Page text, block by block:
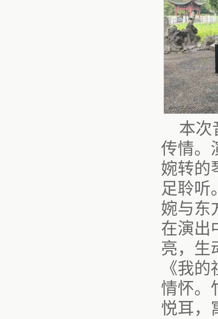
本次
传情。
婉转的
足聆听
婉与东
在演出
亮，生
《我
情怀。
悦耳，